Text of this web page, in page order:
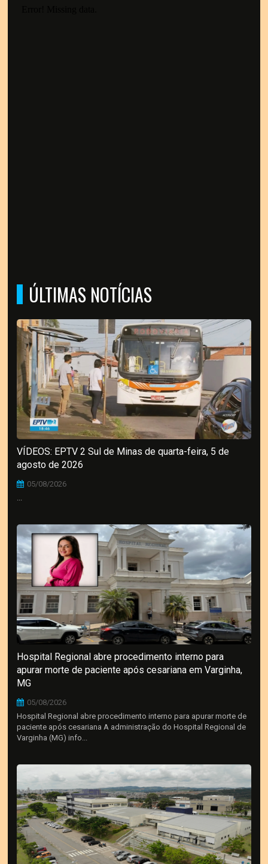
ÚLTIMAS NOTÍCIAS
VÍDEOS: EPTV 2 Sul de Minas de quarta-feira, 5 de
agosto de 2026
05/08/2026
...
Hospital Regional abre procedimento interno para
apurar morte de paciente após cesariana em Varginha,
MG
05/08/2026
Hospital Regional abre procedimento interno para apurar morte de
paciente após cesariana A administração do Hospital Regional de
Varginha (MG) info...